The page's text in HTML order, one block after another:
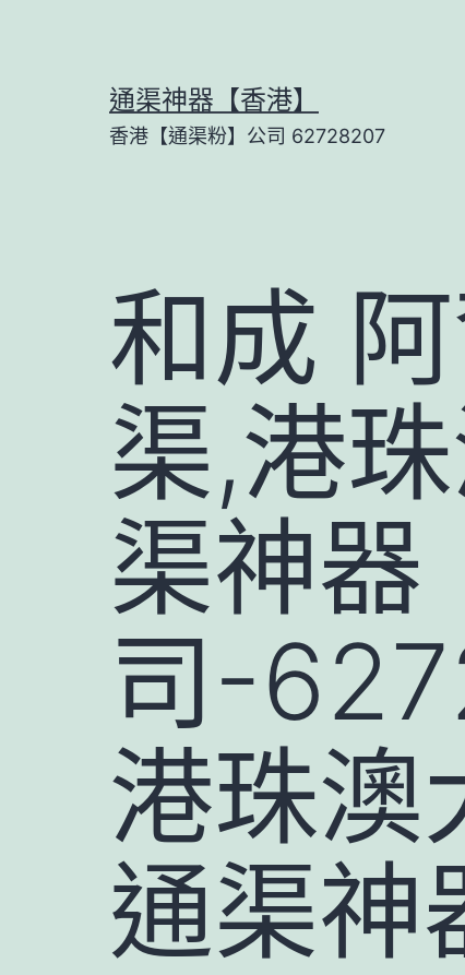
通渠神器【香港】
香港【通渠粉】公司 62728207
和成
渠,港
渠神器
司-
港珠澳
通渠神